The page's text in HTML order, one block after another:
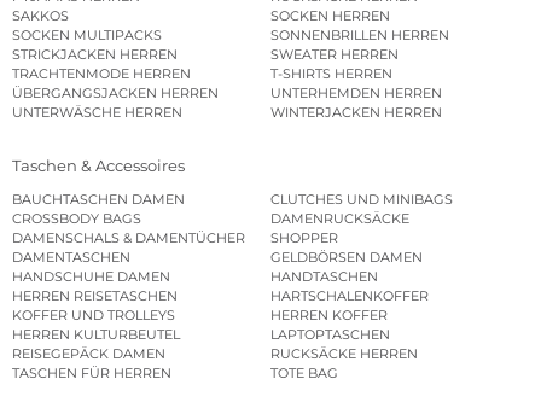
SAKKOS
SOCKEN HERREN
SOCKEN MULTIPACKS
SONNENBRILLEN HERREN
STRICKJACKEN HERREN
SWEATER HERREN
TRACHTENMODE HERREN
T-SHIRTS HERREN
ÜBERGANGSJACKEN HERREN
UNTERHEMDEN HERREN
UNTERWÄSCHE HERREN
WINTERJACKEN HERREN
Taschen & Accessoires
BAUCHTASCHEN DAMEN
CLUTCHES UND MINIBAGS
CROSSBODY BAGS
DAMENRUCKSÄCKE
DAMENSCHALS & DAMENTÜCHER
SHOPPER
DAMENTASCHEN
GELDBÖRSEN DAMEN
HANDSCHUHE DAMEN
HANDTASCHEN
HERREN REISETASCHEN
HARTSCHALENKOFFER
KOFFER UND TROLLEYS
HERREN KOFFER
HERREN KULTURBEUTEL
LAPTOPTASCHEN
REISEGEPÄCK DAMEN
RUCKSÄCKE HERREN
TASCHEN FÜR HERREN
TOTE BAG